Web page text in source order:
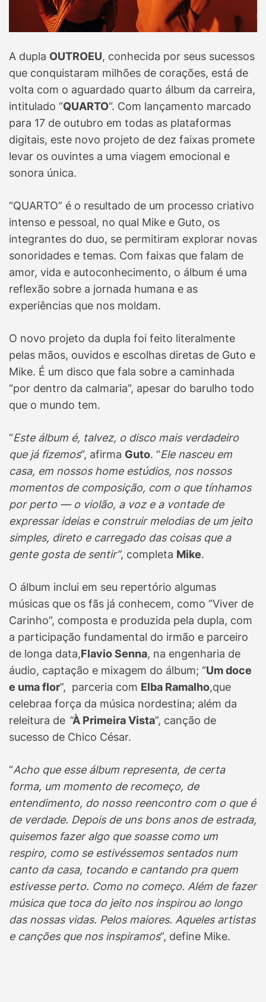
A dupla OUTROEU, conhecida por seus sucessos
que conquistaram milhões de corações, está de
volta com o aguardado quarto álbum da carreira,
intitulado “QUARTO“. Com lançamento marcado
para 17 de outubro em todas as plataformas
digitais, este novo projeto de dez faixas promete
levar os ouvintes a uma viagem emocional e
sonora única.
“QUARTO” é o resultado de um processo criativo
intenso e pessoal, no qual Mike e Guto, os
integrantes do duo, se permitiram explorar novas
sonoridades e temas. Com faixas que falam de
amor, vida e autoconhecimento, o álbum é uma
reflexão sobre a jornada humana e as
experiências que nos moldam.
O novo projeto da dupla foi feito literalmente
pelas mãos, ouvidos e escolhas diretas de Guto e
Mike. É um disco que fala sobre a caminhada
“por dentro da calmaria”, apesar do barulho todo
que o mundo tem.
“Este álbum é, talvez, o disco mais verdadeiro
que já fizemos“, afirma Guto. “Ele nasceu em
casa, em nossos home estúdios, nos nossos
momentos de composição, com o que tínhamos
por perto — o violão, a voz e a vontade de
expressar ideias e construir melodias de um jeito
simples, direto e carregado das coisas que a
gente gosta de sentir”, completa Mike.
O álbum inclui em seu repertório algumas
músicas que os fãs já conhecem, como “Viver de
Carinho”, composta e produzida pela dupla, com
a participação fundamental do irmão e parceiro
de longa data,Flavio Senna, na engenharia de
áudio, captação e mixagem do álbum; “Um doce
e uma flor”, parceria com Elba Ramalho,que
celebraa força da música nordestina; além da
releitura de “À Primeira Vista”, canção de
sucesso de Chico César.
“Acho que esse álbum representa, de certa
forma, um momento de recomeço, de
entendimento, do nosso reencontro com o que é
de verdade. Depois de uns bons anos de estrada,
quisemos fazer algo que soasse como um
respiro, como se estivéssemos sentados num
canto da casa, tocando e cantando pra quem
estivesse perto. Como no começo. Além de fazer
música que toca do jeito nos inspirou ao longo
das nossas vidas. Pelos maiores. Aqueles artistas
e canções que nos inspiramos”, define Mike.